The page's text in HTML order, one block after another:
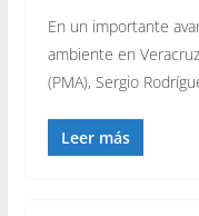
En un importante
ambiente en
(PMA), Sergio
Leer más